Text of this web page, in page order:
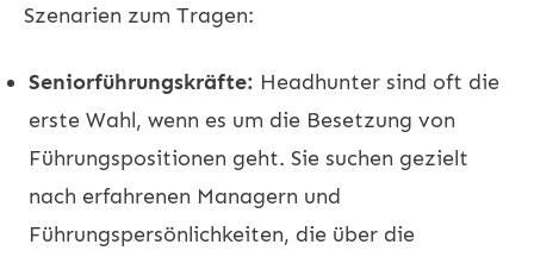
Szenarien zum Tragen:
Seniorführungskräfte: Headhunter sind oft die
erste Wahl, wenn es um die Besetzung von
Führungspositionen geht. Sie suchen gezielt
nach erfahrenen Managern und
Führungspersönlichkeiten, die über die